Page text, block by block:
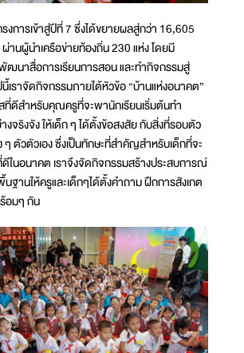
งการเข้าสู่ปีที่ 7 ซึ่งได้ขยายผลสู่กว่า 16,605
ผ่านผู้นำเครือข่ายท้องถิ่น 230 แห่ง โดยมี
นาสื่อการเรียนการสอน และทำกิจกรรมสู่
เราจัดกิจกรรมภายใต้หัวข้อ “บ้านแห่งอนาคต”
สที่ดีสำหรับคุณครูที่จะพานักเรียนเริ่มต้นทำ
จริงจัง ให้เด็ก ๆ ได้ตั้งข้อสงสัย กับสิ่งที่รอบตัว
ๆ ตัวตัวเอง ซึ่งเป็นทักษะที่สำคัญสำหรับเด็กที่จะ
ดีในอนาคต เราจึงจัดกิจกรรมสร้างประสบการณ์
านให้ครูและเด็กๆได้ตั้งคำถาม ฝึกการสังเกต
อมๆ กัน